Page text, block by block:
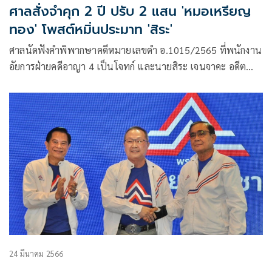
ศาลสั่งจำคุก 2 ปี ปรับ 2 แสน 'หมอเหรียญ
ทอง' โพสต์หมิ่นประมาท 'สิระ'
ศาลนัดฟังคำพิพากษาคดีหมายเลขดำ อ.1015/2565 ที่พนักงาน
อัยการฝ่ายคดีอาญา 4 เป็นโจทก์ และนายสิระ เจนจาคะ อดีต
แน่นหนา ผอ.โรงพยาบาลมงกุฎวัฒนะ เป็นจำเลยในความผิด
ฐานหมิ่นประมาทโดยการโฆษณา ตามมาตรา 328 ซึ่งจำเลย
ให้การปฏิเสธ
24 มีนาคม 2566